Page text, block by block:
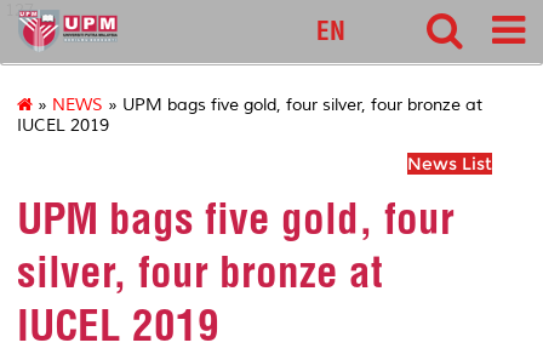
127
EN
» NEWS » UPM bags five gold, four silver, four bronze at
IUCEL 2019
News List
UPM bags five gold, four
silver, four bronze at
IUCEL 2019